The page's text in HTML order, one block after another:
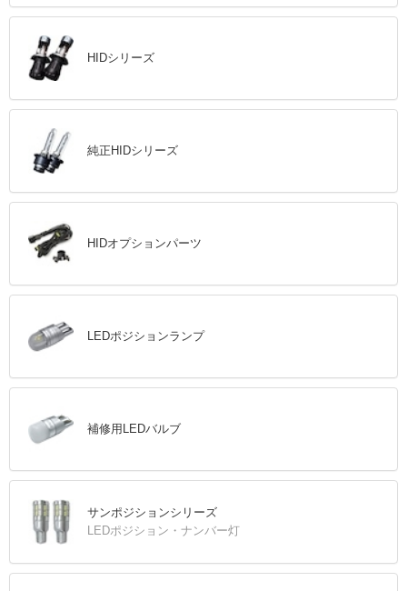
HIDシリーズ
純正HIDシリーズ
HIDオプションパーツ
LEDポジションランプ
補修用LEDバルブ
サンポジションシリーズ
LEDポジション・ナンバー灯